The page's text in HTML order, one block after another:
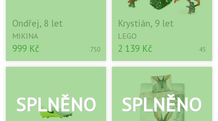
Ondřej, 8 let
MIKINA
999 Kč 750
Krystián, 9 let
LEGO
2 139 Kč 45